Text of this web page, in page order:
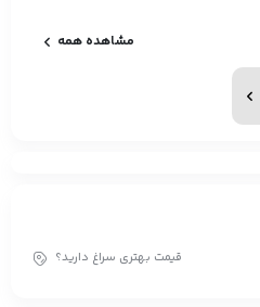
مشاهده همه
قیمت بهتری سراغ دارید؟